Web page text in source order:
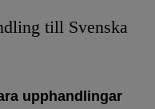
till Svenska
upphandlingar